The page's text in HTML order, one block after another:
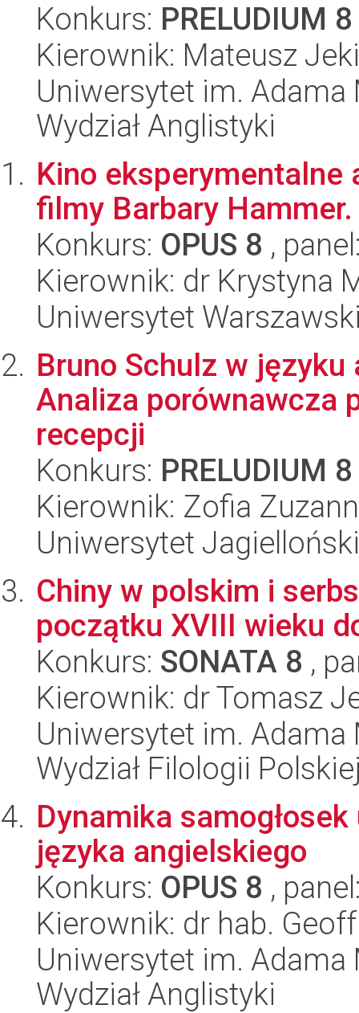
Konkurs: PRELUDIUM 8
Kierownik: Mateusz
Uniwersytet im.
Wydział Anglistyki
Kino eksperymentalne
filmy Barbary Hammer.
Konkurs: OPUS 8 ,
Kierownik: dr Krystyna
Uniwersytet
Bruno Schulz w
Analiza porównawcza
recepcji
Konkurs: PRELUDIUM 8
Kierownik: Zofia
Uniwersytet
Chiny w polskim i
początku XVIII wieku
Konkurs: SONATA 8 ,
Kierownik: dr Tomasz
Uniwersytet im.
Wydział Filologii
Dynamika
języka angielskiego
Konkurs: OPUS 8 ,
Kierownik: dr hab.
Uniwersytet im.
Wydział Anglistyki